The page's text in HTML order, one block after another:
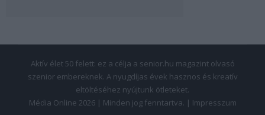
Aktív élet 50 felett: ez a célja a senior.hu magazint olvasó
szenior embereknek. A nyugdíjas évek hasznos és kreatív
eltöltéséhez nyújtunk ötleteket.
Média Online 2026 | Minden jog fenntartva. | Impresszum